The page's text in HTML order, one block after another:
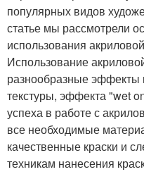
популярных видов
статье мы рассмотрели
использования
Использование
разнообразные эффекты
текстуры, эффекта "wet
успеха в работе с
все необходимые
качественные краски и
техникам нанесения